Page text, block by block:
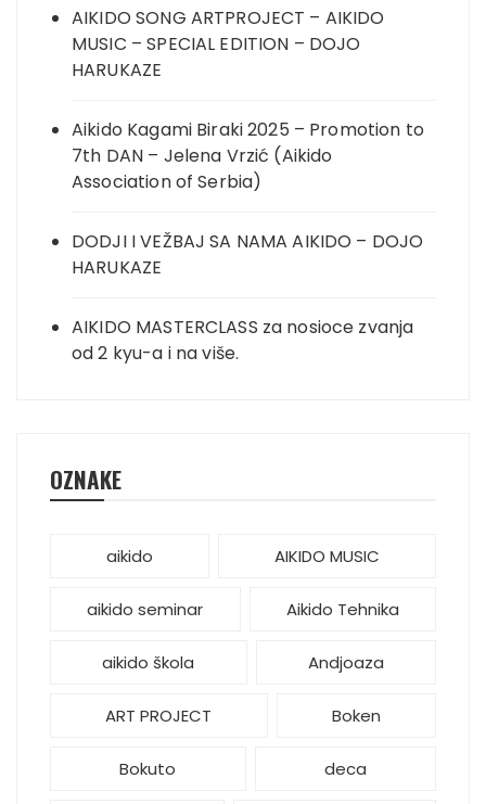
AIKIDO SONG ARTPROJECT – AIKIDO
MUSIC – SPECIAL EDITION – DOJO
HARUKAZE
Aikido Kagami Biraki 2025 – Promotion to
7th DAN – Jelena Vrzić (Aikido
Association of Serbia)
DODJI I VEŽBAJ SA NAMA AIKIDO – DOJO
HARUKAZE
AIKIDO MASTERCLASS za nosioce zvanja
od 2 kyu-a i na više.
OZNAKE
aikido AIKIDO MUSIC
aikido seminar Aikido Tehnika
aikido škola Andjoaza
ART PROJECT Boken
Bokuto deca